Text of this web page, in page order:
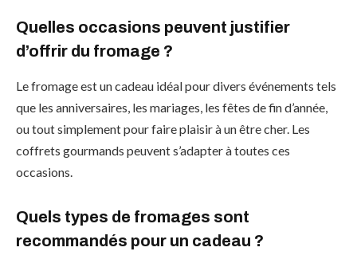
Quelles occasions peuvent justifier
d’offrir du fromage ?
Le fromage est un cadeau idéal pour divers événements tels
que les anniversaires, les mariages, les fêtes de fin d’année,
ou tout simplement pour faire plaisir à un être cher. Les
coffrets gourmands peuvent s’adapter à toutes ces
occasions.
Quels types de fromages sont
recommandés pour un cadeau ?